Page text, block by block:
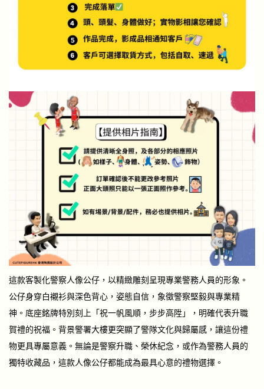
這款客製化警察人像公仔，以精緻雕刻呈現專業警務人員的形象。
公仔身穿白襯衫與深色背心，姿態自信，象徵警察堅毅與專業精
神。底座銘牌特別刻上「祝一帆風順，步步高陞」，明確代表升職
賀禮的祝福。背景警署大樓更突顯了警隊文化與歸屬感，讓這份禮
物更具專屬意義。無論是警察升職、榮休紀念，或作為警務人員的
獨特收藏品，這款人像公仔都能成為最具心意的禮物選擇。